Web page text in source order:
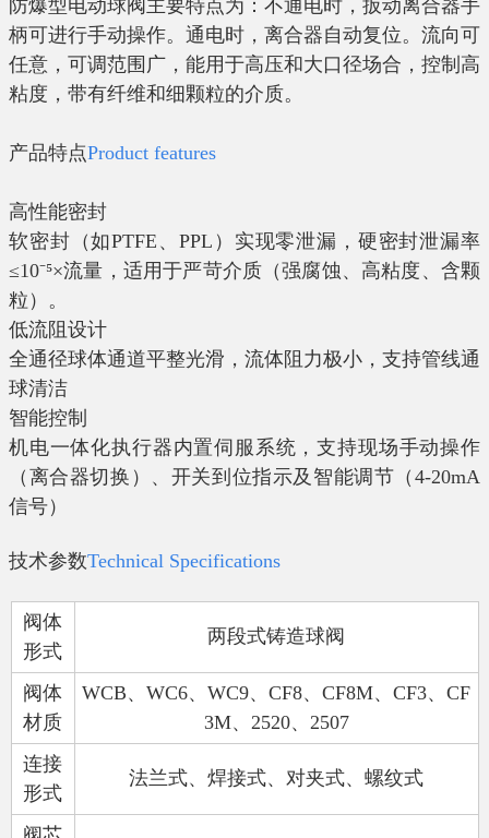
防爆型电动球阀主要特点为：不通电时，扳动离合器手
柄可进行手动操作。通电时，离合器自动复位。流向可
任意，可调范围广，能用于高压和大口径场合，控制高
粘度，带有纤维和细颗粒的介质。
产品特点Product features
高性能密封
软密封（如PTFE 、 PPL ）实现零泄漏，硬密封泄漏率
≤10⁻⁵×流量，适用于严苛介质（强腐蚀、高粘度、含颗
粒）。
低流阻设计
全通径球体通道平整光滑，流体阻力极小，支持管线通
球清洁
智能控制
机电一体化执行器内置伺服系统，支持现场手动操作
（离合器切换）、开关到位指示及智能调节（ 4-20mA
信号）
技术参数Technical Specifications
阀体
形式
两段式铸造球阀
阀体
材质
WCB、 WC6、 WC9、 CF8、 CF8M、 CF3、 CF
3M、 2520、 2507
连接
形式
法兰式、焊接式、对夹式、螺纹式